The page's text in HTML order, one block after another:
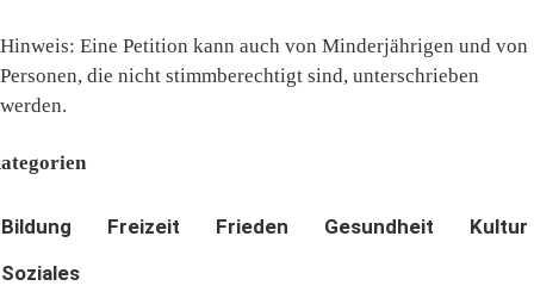
Hinweis: Eine Petition kann auch von Minderjährigen und von
Personen, die nicht stimmberechtigt sind, unterschrieben
werden.
Bildung Freizeit Frieden Gesundheit
Kultur
Soziales